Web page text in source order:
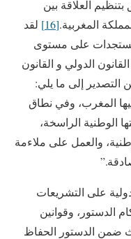
بتنظيم العلاقة بين
المغربية.[16]
لقد
التعديل الدستوري لسنة 2011 مستجدات على مستوى
الدولي و القانون
التصدير إلى ما يلي:
المغرب، وفي نطاق
الوطنية الراسخة،
والعمل على ملاءمة
على التشريعات
الدستور، وقوانين
ضمن الدستور الحفاظ